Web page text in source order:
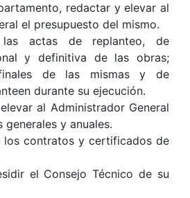
redactar y elevar al
el presupuesto del mismo.
las actas de replanteo, de
y definitiva de las obras;
de las mismas y de
durante su ejecución.
al Administrador General
y anuales.
contratos y certificados de
el Consejo Técnico de su